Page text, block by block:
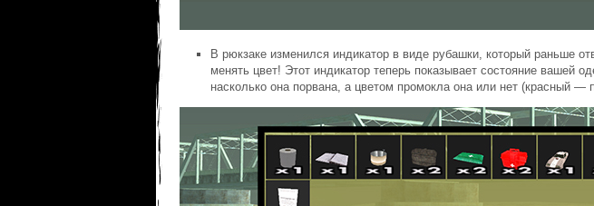
В рюкзаке изменился индикатор в виде рубашки, который раньше
менять цвет! Этот индикатор теперь показывает состояние вашей
насколько она порвана, а цветом промокла она или нет (красный —